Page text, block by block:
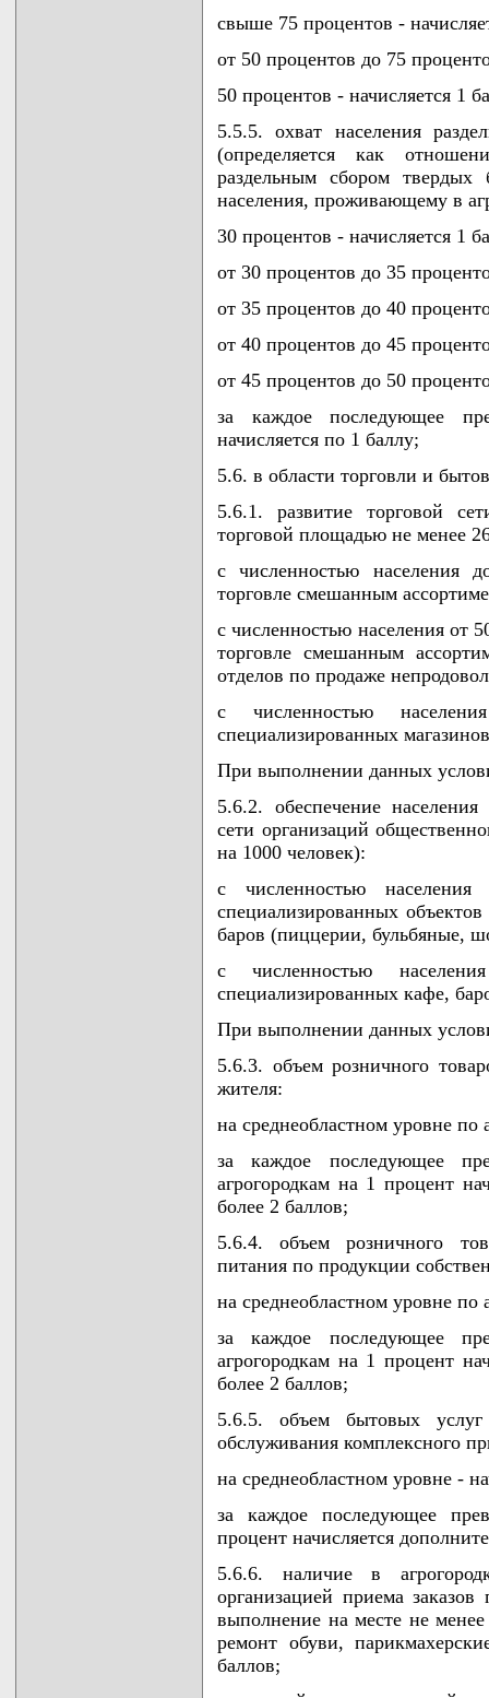
свыше 75 процентов -
от 50 процентов до 75
50 процентов - начисляется 1
5.5.5. охват населения
(определяется как
раздельным сбором
населения, проживающему в
30 процентов - начисляется 1
от 30 процентов до 35
от 35 процентов до 40
от 40 процентов до 45
от 45 процентов до 50
за каждое последующее
начисляется по 1 баллу;
5.6. в области торговли и
5.6.1. развитие торговой
торговой площадью не менее
с численностью населения
торговле смешанным
с численностью населения от
торговле смешанным
отделов по продаже
с численностью
специализированных
При выполнении данных
5.6.2. обеспечение
сети организаций
на 1000 человек):
с численностью
специализированных
баров (пиццерии, бульбяные,
с численностью
специализированных кафе,
При выполнении данных
5.6.3. объем розничного
жителя:
на среднеобластном уровне по
за каждое последующее
агрогородкам на 1 процент
более 2 баллов;
5.6.4. объем розничного
питания по продукции
на среднеобластном уровне по
за каждое последующее
агрогородкам на 1 процент
более 2 баллов;
5.6.5. объем бытовых
обслуживания комплексного
на среднеобластном уровне -
за каждое последующее
процент начисляется
5.6.6. наличие в
организацией приема
выполнение на месте не
ремонт обуви,
баллов;